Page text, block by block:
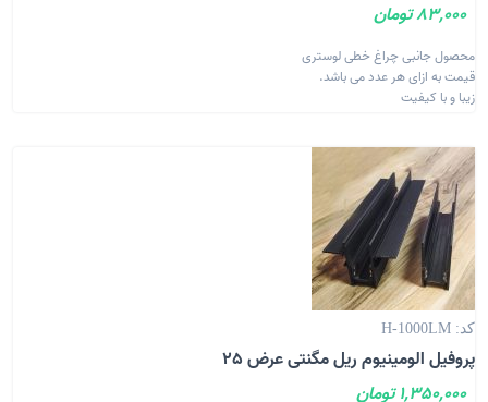
83,000 تومان
محصول جانبی چراغ خطی لوستری
قیمت به ازای هر عدد می باشد.
زیبا و با کیفیت
کد: H-1000LM
پروفیل الومینیوم ریل مگنتی عرض 25
1,350,000 تومان